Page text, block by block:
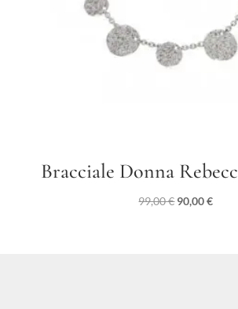
Bracciale Donna
99,00€ Il
90,00€Il